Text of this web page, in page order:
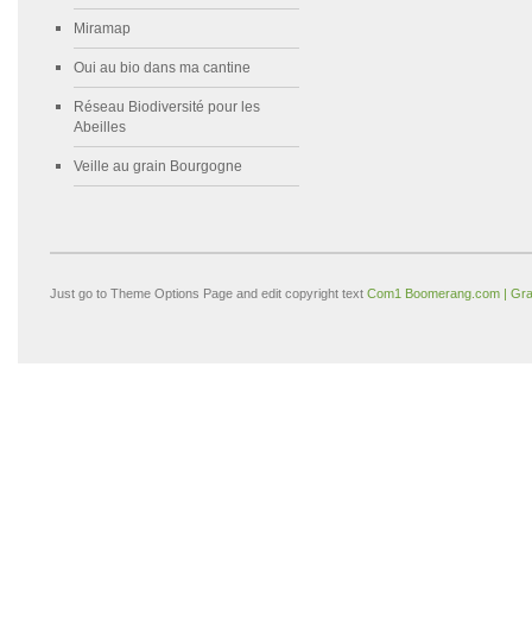
Miramap
Oui au bio dans ma cantine
Réseau Biodiversité pour les
Abeilles
Veille au grain Bourgogne
Just go to Theme Options Page and edit copyright text Com1 Boomerang.com |